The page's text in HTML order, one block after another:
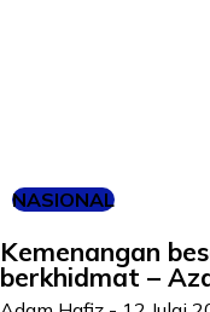
NASIONAL
Kemenangan
berkhidmat –